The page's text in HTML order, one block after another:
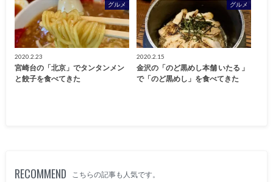
グルメ
2020.2.23
宮崎台の「北京」でタンタンメン
と餃子を食べてきた
グルメ
2020.2.15
金沢の「のど黒めし本舗 いたる 」
で「のど黒めし」を食べてきた
RECOMMEND こちらの記事も人気です。